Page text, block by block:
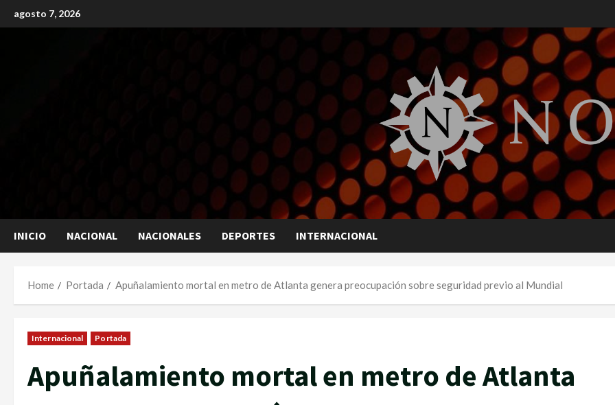
to
agosto 7, 2026
INICIO NACIONAL NACIONALES DEPORTES INTERNACIONAL
Home Portada Apuñalamiento mortal en metro de Atlanta genera preocupación sobre seguridad previo al Mundial
Internacional Portada
Apuñalamiento mortal en metro de Atlanta